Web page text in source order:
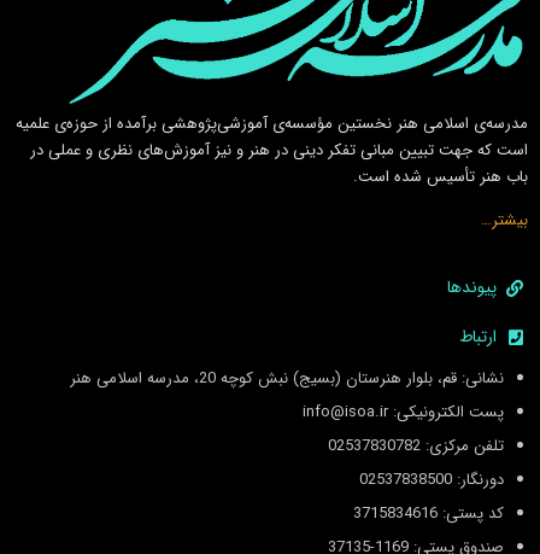
مدرسه‌ی اسلامى هنر نخستين مؤسسه‌ی آموزشى‌پژوهشى برآمده از حوزه‌ی علميه
است كه جهت تبيين مبانى تفكر دينى در هنر و نيز آموزش‌هاى نظرى و عملى در
باب هنر تأسيس شده است.
بیشتر…
پیوندها
ارتباط
نشانی: قم، بلوار هنرستان (بسیج) نبش کوچه 20، مدرسه اسلامی هنر
پست الکترونیکی: info@isoa.ir
تلفن مرکزی: 02537830782
دورنگار: 02537838500
کد پستی: 3715834616
صندوق پستی: 1169-37135